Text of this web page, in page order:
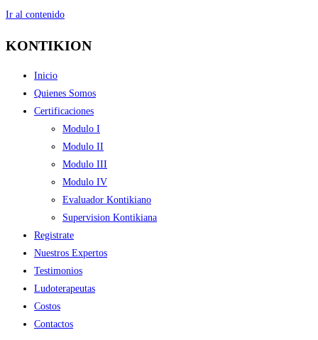
Ir al contenido
KONTIKION
Inicio
Quienes Somos
Certificaciones
Modulo I
Modulo II
Modulo III
Modulo IV
Evaluador Kontikiano
Supervision Kontikiana
Registrate
Nuestros Expertos
Testimonios
Ludoterapeutas
Costos
Contactos